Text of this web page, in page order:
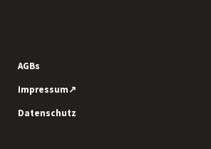
AGBs
Impressum↗
Datenschutz